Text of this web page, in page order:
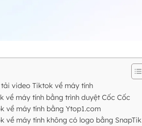
video Tiktok về máy tính
về máy tính bằng trình duyệt Cốc Cốc
về máy tính bằng Ytop1.com
về máy tính không có logo bằng SnapTik